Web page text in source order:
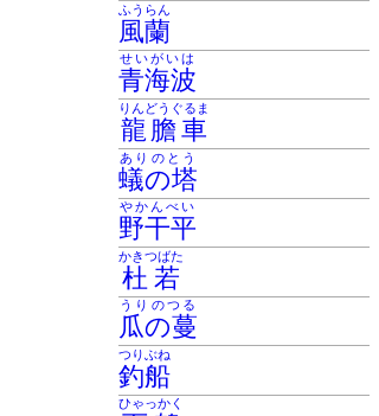
風蘭
ふうらん
青海波
せいがいは
龍膽車
りんどうぐるま
蟻の塔
ありのとう
野干平
やかんべい
杜若
かきつばた
瓜の蔓
うりのつる
釣船
つりぶね
ひゃっかく